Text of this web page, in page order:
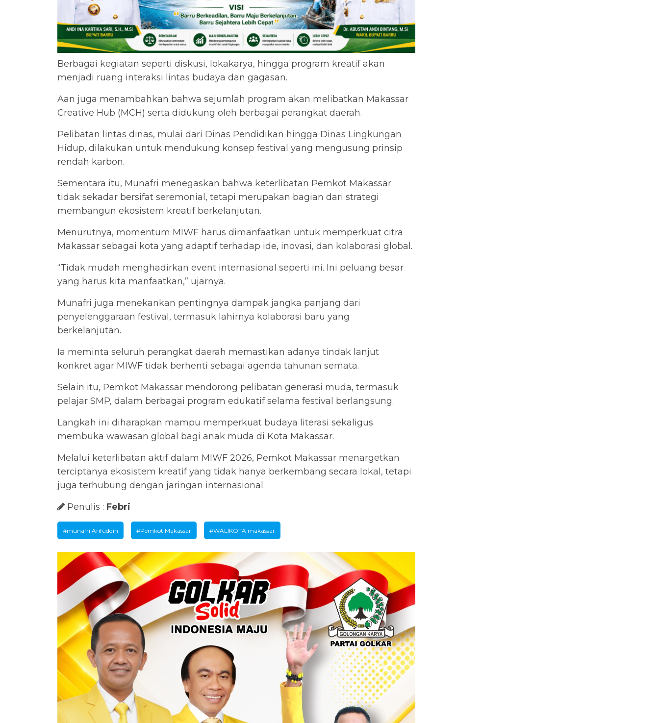
Berbagai kegiatan seperti diskusi, lokakarya, hingga program kreatif akan
menjadi ruang interaksi lintas budaya dan gagasan.
Aan juga menambahkan bahwa sejumlah program akan melibatkan Makassar
Creative Hub (MCH) serta didukung oleh berbagai perangkat daerah.
Pelibatan lintas dinas, mulai dari Dinas Pendidikan hingga Dinas Lingkungan
Hidup, dilakukan untuk mendukung konsep festival yang mengusung prinsip
rendah karbon.
Sementara itu, Munafri menegaskan bahwa keterlibatan Pemkot Makassar
tidak sekadar bersifat seremonial, tetapi merupakan bagian dari strategi
membangun ekosistem kreatif berkelanjutan.
Menurutnya, momentum MIWF harus dimanfaatkan untuk memperkuat citra
Makassar sebagai kota yang adaptif terhadap ide, inovasi, dan kolaborasi global.
“Tidak mudah menghadirkan event internasional seperti ini. Ini peluang besar
yang harus kita manfaatkan,” ujarnya.
Munafri juga menekankan pentingnya dampak jangka panjang dari
penyelenggaraan festival, termasuk lahirnya kolaborasi baru yang
berkelanjutan.
Ia meminta seluruh perangkat daerah memastikan adanya tindak lanjut
konkret agar MIWF tidak berhenti sebagai agenda tahunan semata.
Selain itu, Pemkot Makassar mendorong pelibatan generasi muda, termasuk
pelajar SMP, dalam berbagai program edukatif selama festival berlangsung.
Langkah ini diharapkan mampu memperkuat budaya literasi sekaligus
membuka wawasan global bagi anak muda di Kota Makassar.
Melalui keterlibatan aktif dalam MIWF 2026, Pemkot Makassar menargetkan
terciptanya ekosistem kreatif yang tidak hanya berkembang secara lokal, tetapi
juga terhubung dengan jaringan internasional.
Penulis : Febri
#munafri Arifuddin #Pemkot Makassar #WALIKOTA makassar